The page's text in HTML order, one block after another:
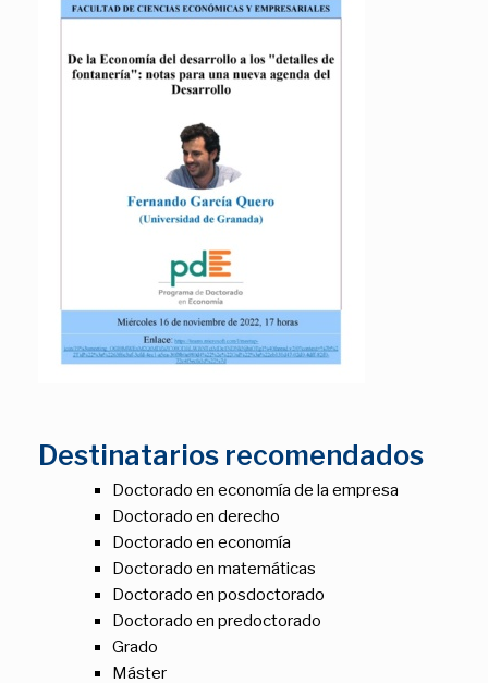
Destinatarios recomendados
Doctorado en economía de la empresa
Doctorado en derecho
Doctorado en economía
Doctorado en matemáticas
Doctorado en posdoctorado
Doctorado en predoctorado
Grado
Máster